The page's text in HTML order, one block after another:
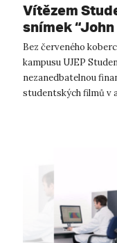
Vítězem
snímek
Bez červeného
kampusu UJEP
nezanedbatelnou
studentských filmů v